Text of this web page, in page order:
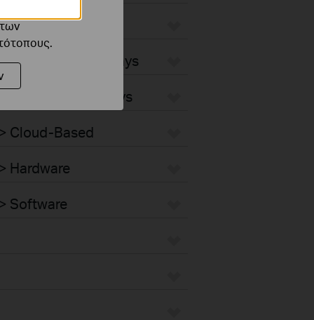
Gateways
5G WiFi Gateways
Integrated Gateways
> Cloud-Based
Hardware
Software